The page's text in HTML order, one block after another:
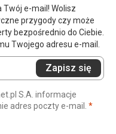
Twój e-mail! Wolisz
przygody czy może
bezpośrednio do Ciebie.
Twojego adresu e-mail.
Zapisz się
S.A. informacje
adres poczty e-mail. *